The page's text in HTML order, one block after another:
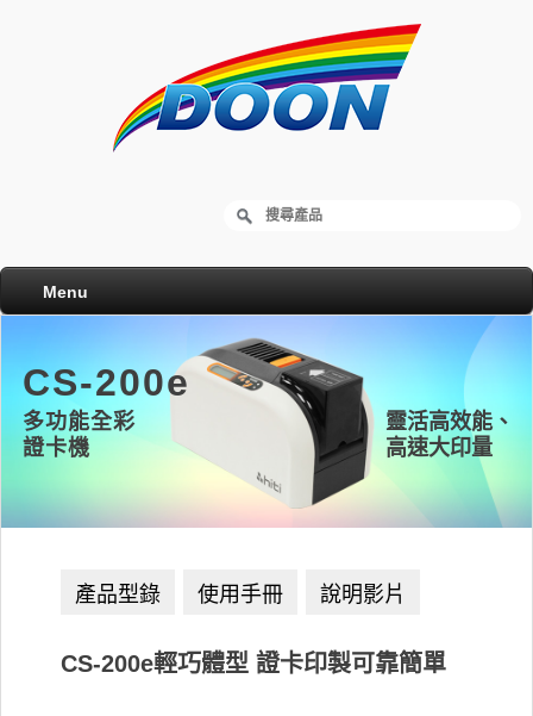
Menu
CS-200e
多功能全彩
證卡機
靈活高效能、
高速大印量
CS-200e輕巧體型 證卡印製可靠簡單